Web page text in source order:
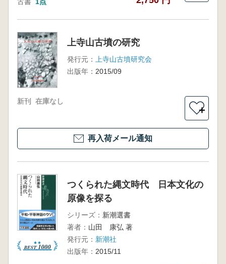
上寺山古墳の研究
発行元：
上寺山古墳研究会
出版年： 2015/09
新刊 在庫なし
＋
再入荷メール通知
つくられた縄文時代 日本文化の
原像を探る
シリーズ： 新潮選書
著者： 山田 康弘 著
発行元： 新潮社
出版年： 2015/11